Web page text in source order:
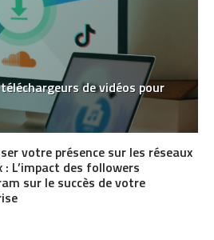
de vidéos pour
votre présence sur les réseaux
: L’impact des followers
sur le succès de votre